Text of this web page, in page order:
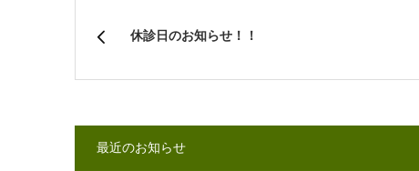
休診日のお知らせ！！
最近のお知らせ